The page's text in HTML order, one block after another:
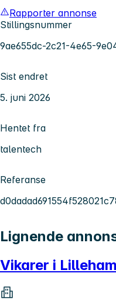
Rapporter annonse
Stillingsnummer
9ae655dc-2c21-4e65-
Sist endret
5. juni 2026
Hentet fra
talentech
Referanse
Lignende
Vikarer i